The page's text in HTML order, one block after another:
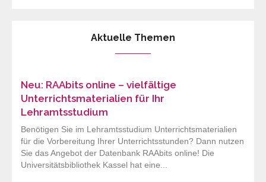
Aktuelle Themen
Neu: RAAbits online – vielfältige
Unterrichtsmaterialien für Ihr
Lehramtsstudium
Benötigen Sie im Lehramtsstudium Unterrichtsmaterialien
für die Vorbereitung Ihrer Unterrichtsstunden? Dann nutzen
Sie das Angebot der Datenbank RAAbits online! Die
Universitätsbibliothek Kassel hat eine...